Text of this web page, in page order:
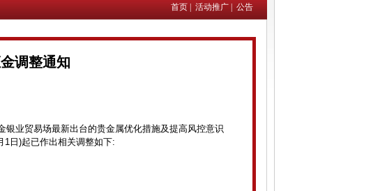
首页 活动推广 公告
调整通知
业贸易场最新出台的贵金属优化措施及提高风控意识
1日)起已作出相关调整如下: